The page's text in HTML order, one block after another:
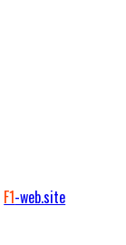
F1-web.site